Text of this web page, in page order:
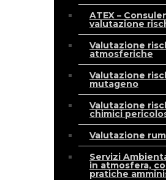
ATEX –
valutazione
Valutazione
atmosferiche
Valutazione
mutageno
Valutazione
chimici
Valutazione
Servizi
in atmosfera,
pratiche